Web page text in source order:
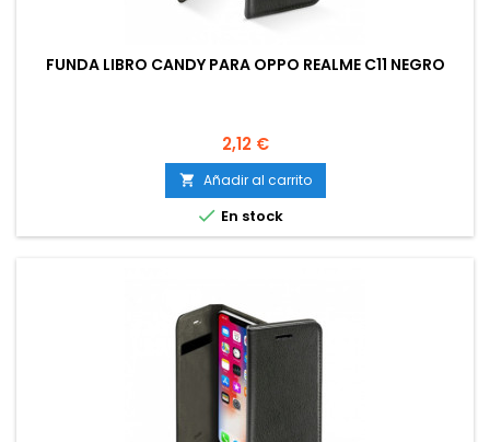
FUNDA LIBRO CANDY PARA OPPO REALME C11 NEGRO
Precio
2,12 €
 Añadir al carrito
 En stock